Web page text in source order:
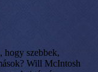
hogy szebbek,
Will McIntosh